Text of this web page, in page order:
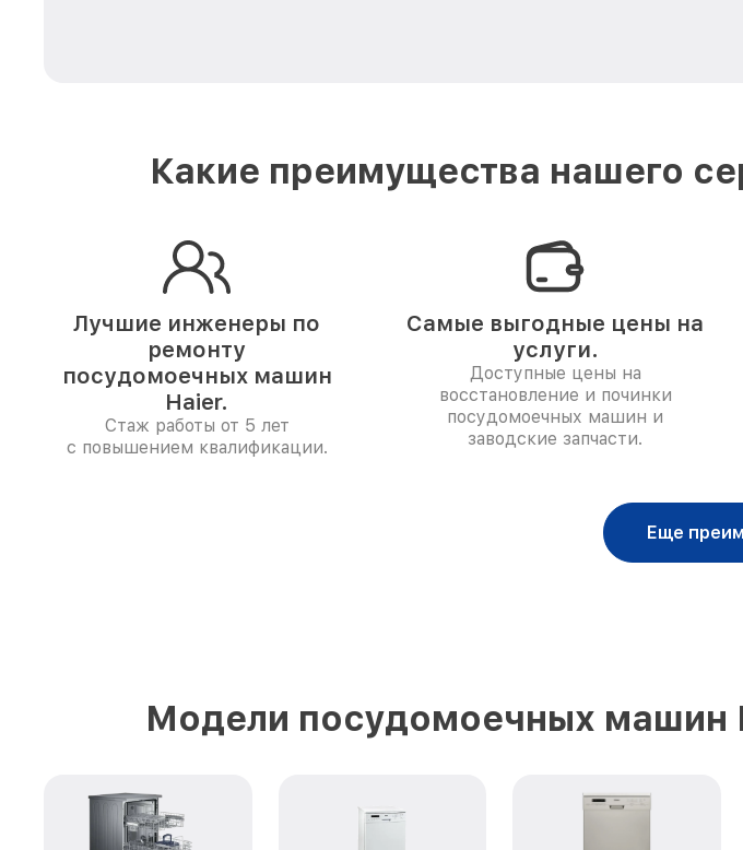
Какие преимущества нашего
Лучшие инженеры по
ремонту
посудомоечных машин
Haier.
Стаж работы от 5 лет
с повышением квалификации.
Самые выгодные цены на
услуги.
Доступные цены на
восстановление и починки
посудомоечных машин и
заводские запчасти.
Еще
Модели посудомоечных машин